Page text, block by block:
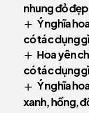
nhung đỏ đẹp
Ý nghĩa
có tác dụng
Hoa yên
có tác dụng
Ý nghĩa
xanh, hồng,